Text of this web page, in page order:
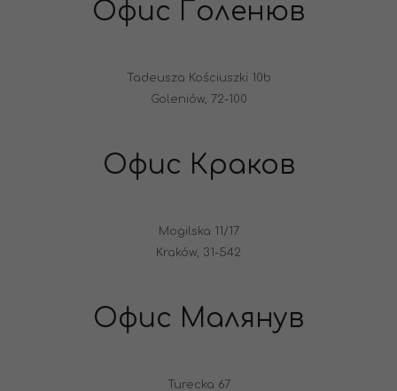
Офис Голенюв
Tadeusza Kościuszki 10b
Goleniów, 72-100
Офис Краков
Mogilska 11/17
Kraków, 31-542
Офис Малянув
Turecka 67